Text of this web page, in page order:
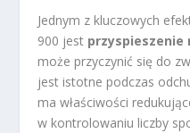
Jednym z kluczowych
900 jest przyspieszenie
może przyczynić się do
jest istotne podczas
ma właściwości
w kontrolowaniu liczby